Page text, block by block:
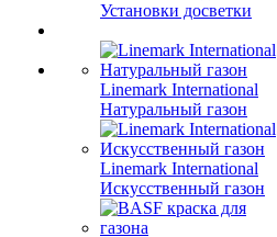
Установки досветки
Linemark International
Натуральный газон
Linemark International
Искусственный газон